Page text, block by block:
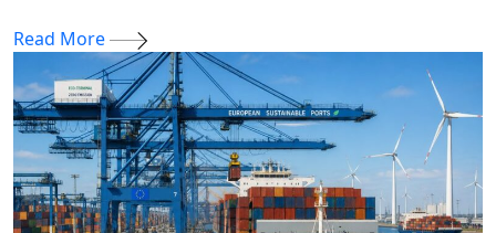
Read More